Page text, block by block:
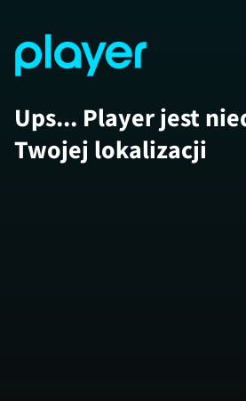
Ups... Player jest
Twojej lokalizacji